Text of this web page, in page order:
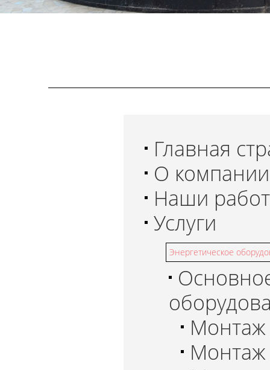
Главная
О компании
Наши
Услуги
Энергетическое
Монтаж
Монтаж